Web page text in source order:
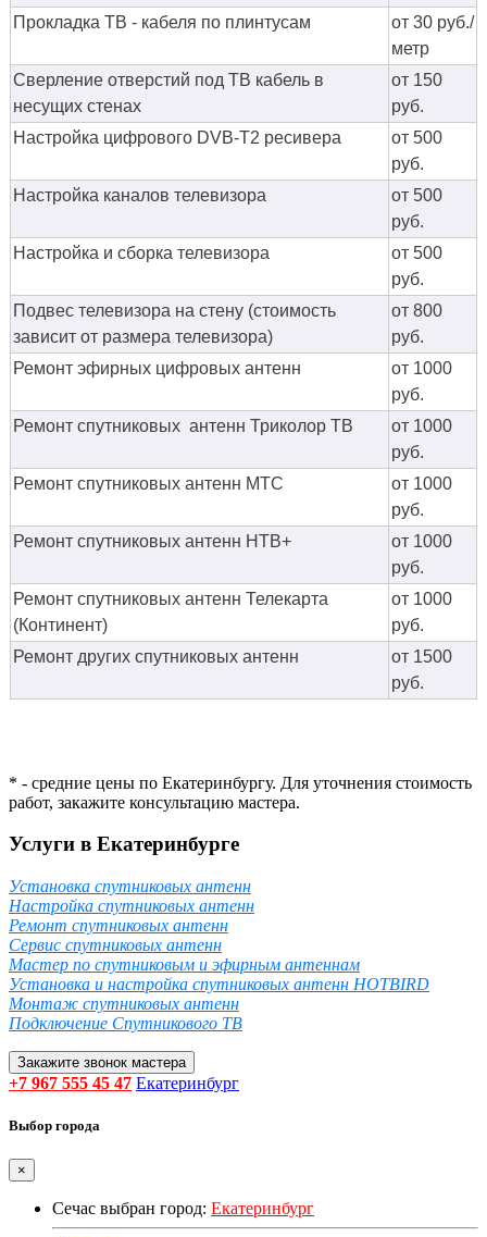
Прокладка ТВ - кабеля по плинтусам
от 30 руб./
метр
Сверление отверстий под ТВ кабель в
несущих стенах
от 150
руб.
Настройка цифрового DVB-T2 ресивера
от 500
руб.
Настройка каналов телевизора
от 500
руб.
Настройка и сборка телевизора
от 500
руб.
Подвес телевизора на стену (стоимость
зависит от размера телевизора)
от 800
руб.
Ремонт эфирных цифровых антенн
от 1000
руб.
Ремонт спутниковых антенн Триколор ТВ
от 1000
руб.
Ремонт спутниковых антенн МТС
от 1000
руб.
Ремонт спутниковых антенн НТВ+
от 1000
руб.
Ремонт спутниковых антенн Телекарта
(Континент)
от 1000
руб.
Ремонт других спутниковых антенн
от 1500
руб.
* - средние цены по Екатеринбургу. Для уточнения стоимость
работ, закажите консультацию мастера.
Услуги в Екатеринбурге
Установка спутниковых антенн
Настройка спутниковых антенн
Ремонт спутниковых антенн
Сервис спутниковых антенн
Мастер по спутниковым и эфирным антеннам
Установка и настройка спутниковых антенн HOTBIRD
Монтаж спутниковых антенн
Подключение Спутникового ТВ
Закажите звонок мастера
+7 967 555 45 47 Екатеринбург
Выбор города
×
Сечас выбран город: Екатеринбург